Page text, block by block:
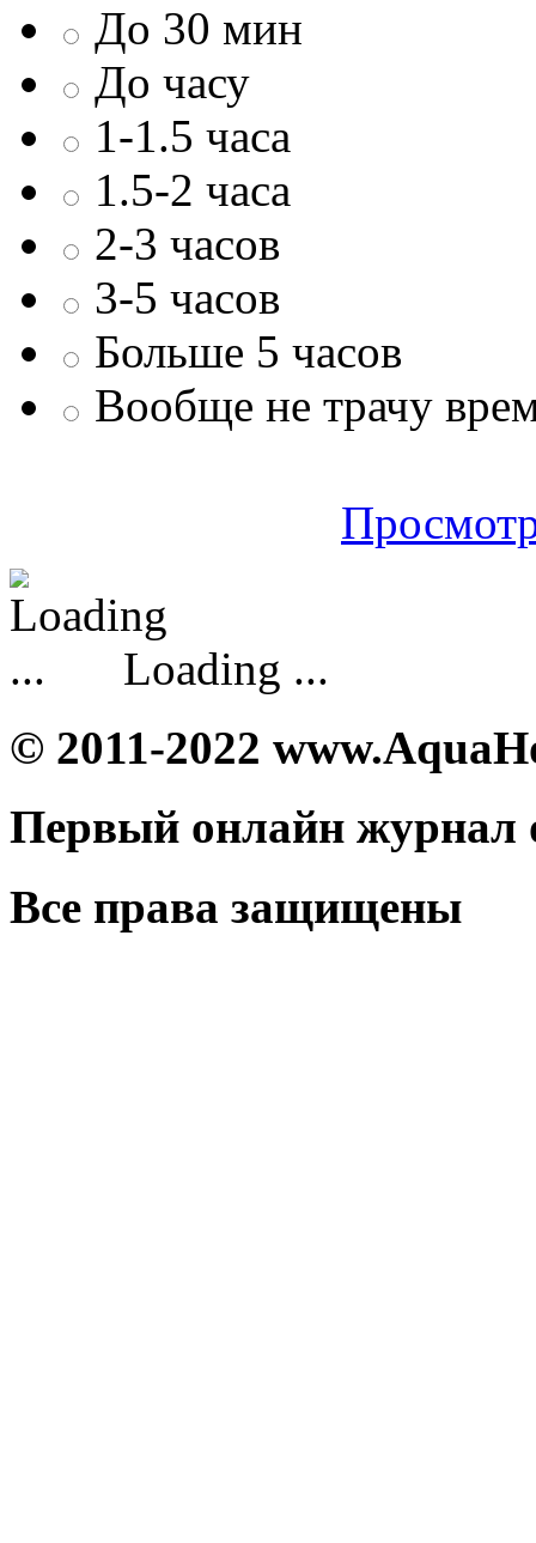
До 30 мин
До часу
1-1.5 часа
1.5-2 часа
2-3 часов
3-5 часов
Больше 5 часов
Вообще не трачу
Loading ...
© 2011-2022
Первый онлайн журнал
Все права защищены